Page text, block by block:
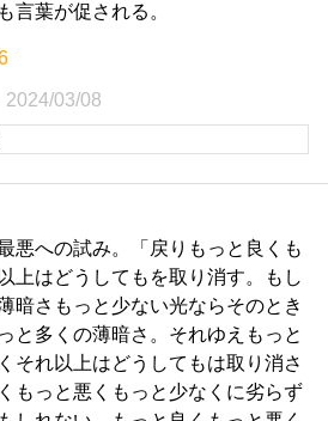
言葉が促される。
2024/03/08
悪への試み。「戻りもっと良くも
上はどうしてもを取り消す。もし
暗さもっと少ない光ならそのとき
と多くの薄暗さ。それゆえもっと
それ以上はどうしてもは取り消さ
もっと悪くもっと少なくに劣らず